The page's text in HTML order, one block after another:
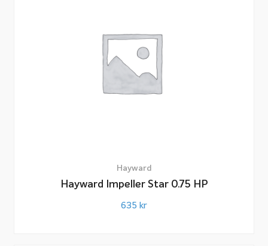
Hayward
Hayward Impeller Star 0.75 HP
635 kr